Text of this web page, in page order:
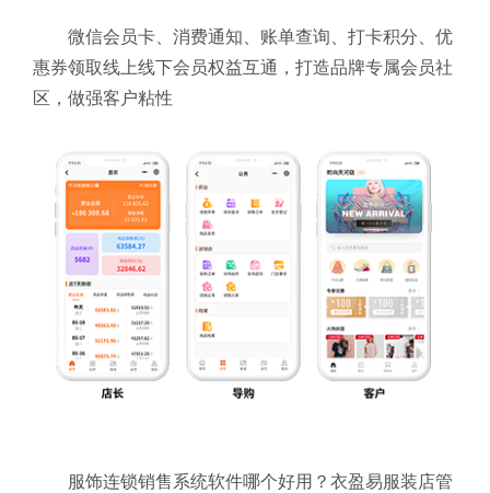
微信会员卡、消费通知、账单查询、打卡积分、优
惠券领取线上线下会员权益互通，打造品牌专属会员社
区，做强客户粘性
服饰连锁销售系统软件哪个好用？衣盈易服装店管